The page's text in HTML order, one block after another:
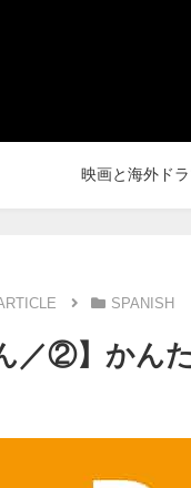
映画と海外ド
SPANISH
／②】かん